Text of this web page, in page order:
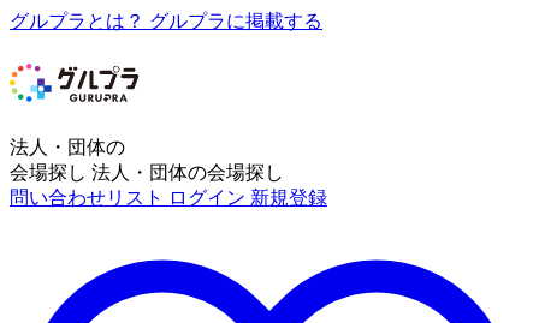
グルプラとは？ グルプラに掲載する
法人・団体の
会場探し 法人・団体の会場探し
問い合わせリスト
ログイン 新規登録